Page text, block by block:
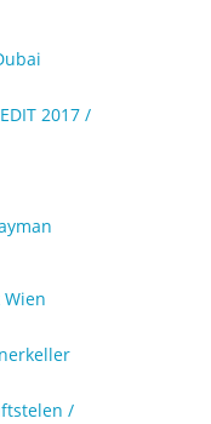
2017 /
Wien
/